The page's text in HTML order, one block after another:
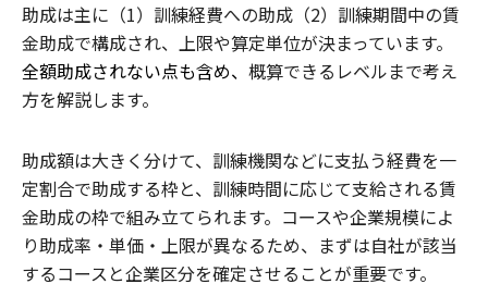
助成は主に（1）訓練経費への助成（2）訓練期間中の賃
金助成で構成され、上限や算定単位が決まっています。
全額助成されない点も含め、 概算できるレベルまで考え
方を解説します。
助成額は大きく分けて、訓練機関などに支払う経費を一
定割合で助成する枠と、訓練時間に応じて支給される賃
金助成の枠で組み立てられます。コースや企業規模によ
り助成率・単価・上限が異なるため、まずは自社が該当
するコースと企業区分を確定させることが重要です。